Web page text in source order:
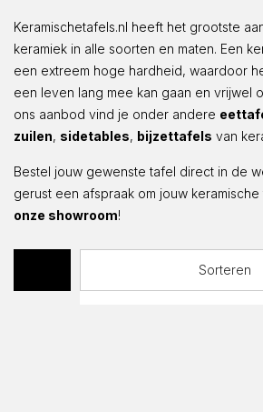
Keramischetafels.nl heeft het grootste
keramiek in alle soorten en maten. Een
een extreem hoge hardheid, waardoor
een leven lang mee kan gaan en vrijwel
ons aanbod vind je onder andere
zuilen, sidetables, bijzettafels van
Bestel jouw gewenste tafel direct in de
gerust een afspraak om jouw
onze showroom!
Sorteren